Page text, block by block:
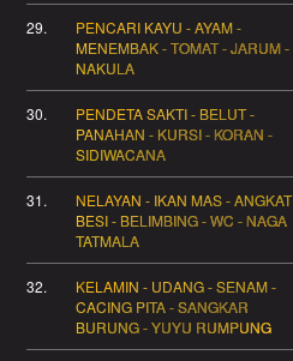
29.
PENCARI KAYU - AYAM -
MENEMBAK - TOMAT - JARUM -
NAKULA
30.
PENDETA SAKTI - BELUT -
PANAHAN - KURSI - KORAN -
SIDIWACANA
31.
NELAYAN - IKAN MAS - ANGKAT
BESI - BELIMBING - WC - NAGA
TATMALA
32.
KELAMIN - UDANG - SENAM -
CACING PITA - SANGKAR
BURUNG - YUYU RUMPUNG